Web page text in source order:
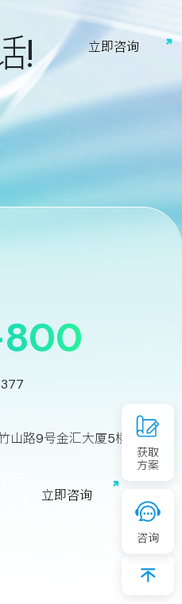
! 立即咨询
获取
方案
咨询
山路9号金汇大厦5楼
立即咨询